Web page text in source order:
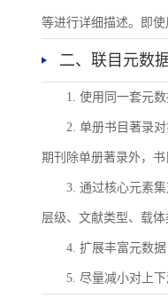
等进行详细描述。即
二、联目元数
1. 使用同一套元
2. 单册书目著录
期刊除单册著录外，
3. 通过核心元素
层级、文献类型、载
4. 扩展丰富元数
5. 尽量减小对上